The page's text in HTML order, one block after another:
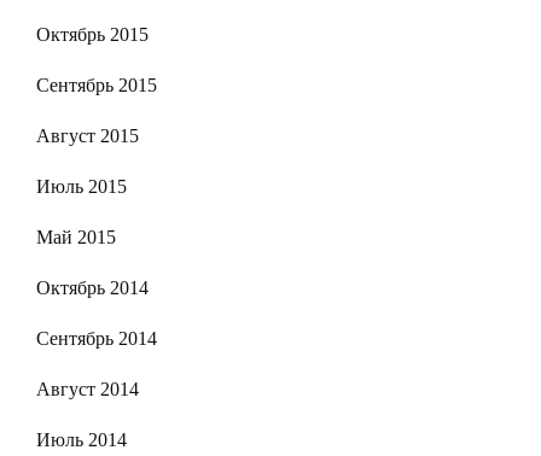
Октябрь 2015
Сентябрь 2015
Август 2015
Июль 2015
Май 2015
Октябрь 2014
Сентябрь 2014
Август 2014
Июль 2014